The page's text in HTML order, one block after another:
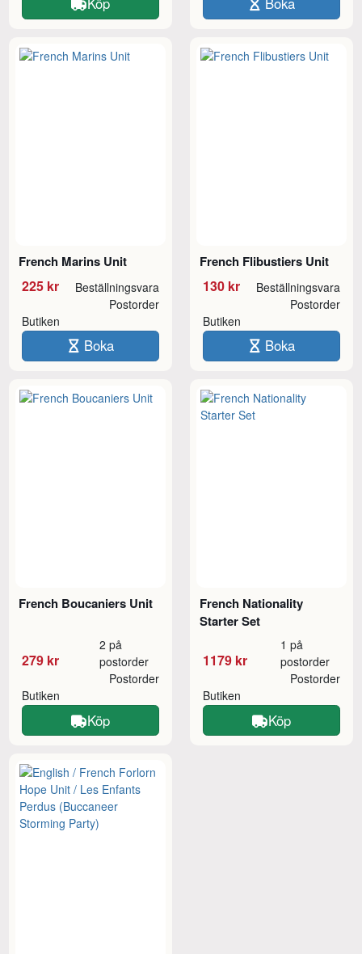
French Marins Unit
225 kr Beställningsvara
Butiken
Postorder
Boka
French Flibustiers Unit
130 kr Beställningsvara
Butiken
Postorder
Boka
French Boucaniers Unit
279 kr
2 på
postorder
Butiken
Postorder
Köp
French Nationality
Starter Set
1179 kr
1 på
postorder
Butiken
Postorder
Köp